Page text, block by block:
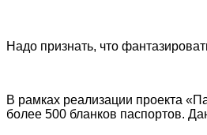
Надо признать, что
В рамках реализации проекта
более 500 бланков паспортов.